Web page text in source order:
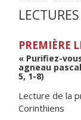
PREMIÈRE
« Purifiez-
agneau
5, 1-8)
Lecture de la
Corinthiens